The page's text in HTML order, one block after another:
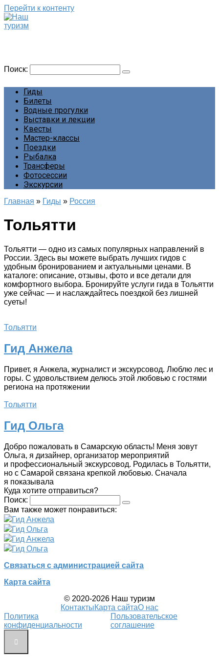
Перейти к контенту
Поиск:
Гиды
Билеты
Водные прогулки
Выставки и лекции
Квесты
Мастер-классы
Поездки
Рыбалка
Трансферы
Фотосессии
Экскурсии
Главная » Гиды » Россия
Тольятти
Тольятти — одно из самых популярных направлений в
России. Здесь вы можете выбрать лучших гидов с
удобным бронированием и актуальными ценами. В
каталоге: описание, отзывы, фото и все детали для
комфортного выбора. Бронируйте услуги гида в Тольятти
уже сейчас — и наслаждайтесь поездкой без лишней
суеты!
Тольятти
Гид Анжела
Привет, я Анжела, журналист и экскурсовод. Люблю лес и
горы. С удовольствием делюсь этой любовью с гостями
региона на протяжении
Тольятти
Гид Ольга
Добро пожаловать в Самарскую область! Меня зовут
Ольга, я дизайнер, организатор мероприятий
и профессиональный экскурсовод. Родилась в Тольятти,
но с Самарой связана крепкой любовью. Сначала
я показывала
Куда хотите отправиться?
Поиск:
Вам также может понравиться:
Гид Анжела
Гид Ольга
Гид Анжела
Гид Ольга
Связаться с администрацией сайта
Карта сайта
© 2020-2026 Наш туризм
КонтактыКарта сайтаО нас
Политика
конфиденциальности
Пользовательское
соглашение